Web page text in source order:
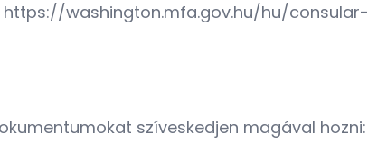
https://washington.mfa.gov.hu/hu/consular-
szíveskedjen magával hozni: